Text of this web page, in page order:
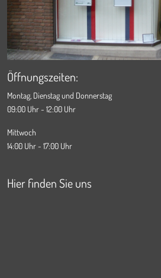
Öffnungszeiten:
Montag, Dienstag und Donnerstag
09:00 Uhr - 12:00 Uhr
Mittwoch
14:00 Uhr - 17:00 Uhr
Hier finden Sie uns